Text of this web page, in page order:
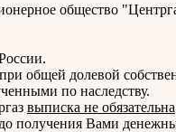
общество
общей долевой
по наследству.
выписка не обязательна
получения Вами